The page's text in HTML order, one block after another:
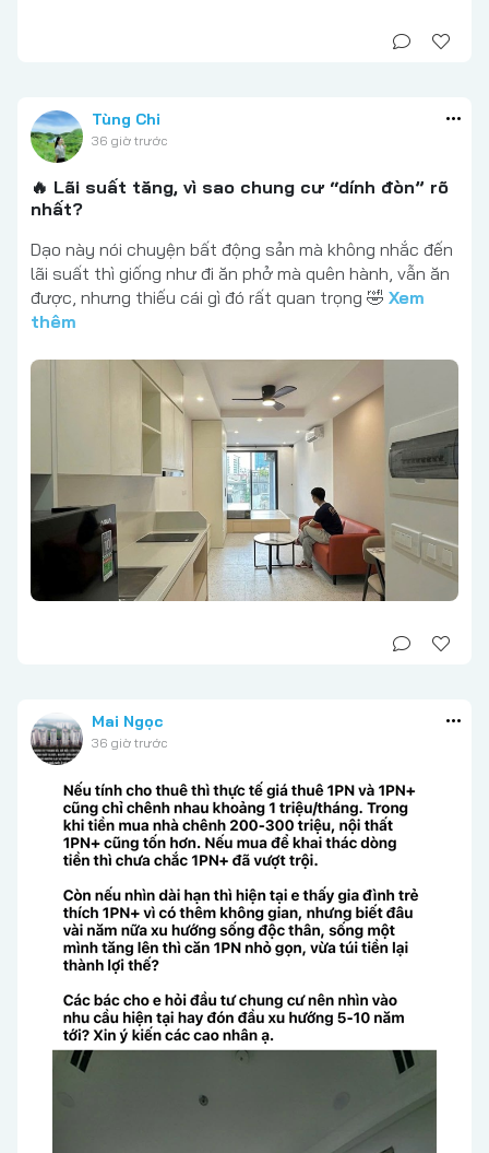
Tùng Chi
36 giờ trước
🔥 Lãi suất tăng, vì sao chung cư “dính đòn” rõ
nhất?
Dạo này nói chuyện bất động sản mà không nhắc đến
lãi suất thì giống như đi ăn phở mà quên hành, vẫn ăn
được, nhưng thiếu cái gì đó rất quan trọng 🤣 Xem
thêm
Mai Ngọc
36 giờ trước